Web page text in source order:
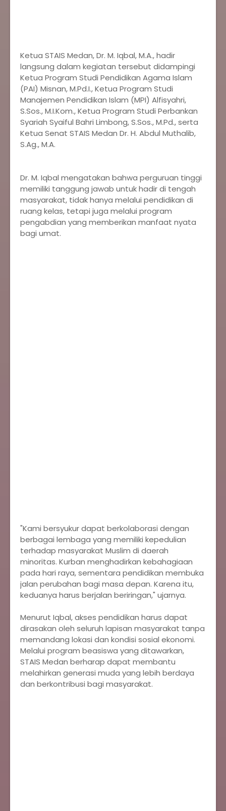
‎Ketua STAIS Medan, Dr. M. Iqbal, M.A., hadir
langsung dalam kegiatan tersebut didampingi
Ketua Program Studi Pendidikan Agama Islam
(PAI) Misnan, M.Pd.I., Ketua Program Studi
Manajemen Pendidikan Islam (MPI) Alfisyahri,
S.Sos., M.I.Kom., Ketua Program Studi Perbankan
Syariah Syaiful Bahri Limbong, S.Sos., M.Pd., serta
Ketua Senat STAIS Medan Dr. H. Abdul Muthalib,
S.Ag., M.A.
‎Dr. M. Iqbal mengatakan bahwa perguruan tinggi
memiliki tanggung jawab untuk hadir di tengah
masyarakat, tidak hanya melalui pendidikan di
ruang kelas, tetapi juga melalui program
pengabdian yang memberikan manfaat nyata
bagi umat.
‎"Kami bersyukur dapat berkolaborasi dengan
berbagai lembaga yang memiliki kepedulian
terhadap masyarakat Muslim di daerah
minoritas. Kurban menghadirkan kebahagiaan
pada hari raya, sementara pendidikan membuka
jalan perubahan bagi masa depan. Karena itu,
keduanya harus berjalan beriringan," ujarnya.
‎Menurut Iqbal, akses pendidikan harus dapat
dirasakan oleh seluruh lapisan masyarakat tanpa
memandang lokasi dan kondisi sosial ekonomi.
Melalui program beasiswa yang ditawarkan,
STAIS Medan berharap dapat membantu
melahirkan generasi muda yang lebih berdaya
dan berkontribusi bagi masyarakat.